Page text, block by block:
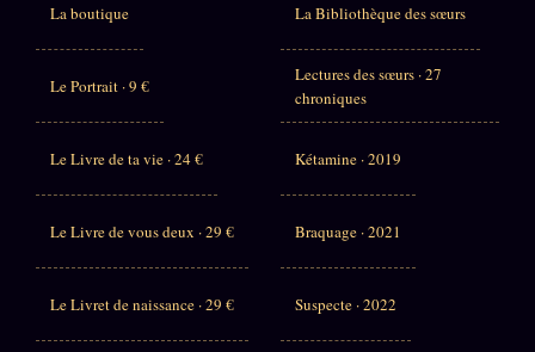
La boutique
Le Portrait · 9 €
Le Livre de ta vie · 24 €
Le Livre de vous deux · 29 €
Le Livret de naissance · 29 €
La Bibliothèque des sœurs
Lectures des sœurs · 27
chroniques
Kétamine · 2019
Braquage · 2021
Suspecte · 2022